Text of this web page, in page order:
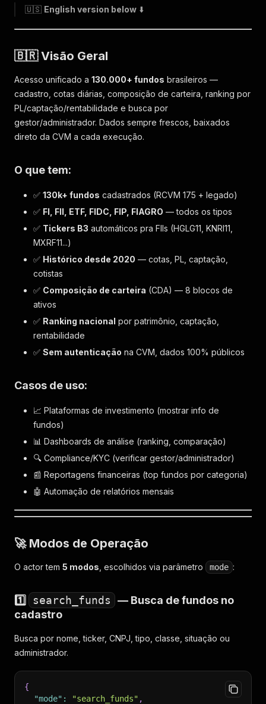
🇺🇸 English version below ⬇️
🇧🇷 Visão Geral
Acesso unificado a 130.000+ fundos brasileiros —
cadastro, cotas diárias, composição de carteira, ranking por
PL/captação/rentabilidade e busca por
gestor/administrador. Dados sempre frescos, baixados
direto da CVM a cada execução.
O que tem:
✅ 130k+ fundos cadastrados (RCVM 175 + legado)
✅ FI, FII, ETF, FIDC, FIP, FIAGRO — todos os tipos
✅ Tickers B3 automáticos pra FIIs (HGLG11, KNRI11,
MXRF11...)
✅ Histórico desde 2020 — cotas, PL, captação,
cotistas
✅ Composição de carteira (CDA) — 8 blocos de
ativos
✅ Ranking nacional por patrimônio, captação,
rentabilidade
✅ Sem autenticação na CVM, dados 100% públicos
Casos de uso:
📈 Plataformas de investimento (mostrar info de
fundos)
📊 Dashboards de análise (ranking, comparação)
🔍 Compliance/KYC (verificar gestor/administrador)
📰 Reportagens financeiras (top fundos por categoria)
🤖 Automação de relatórios mensais
🚀 Modos de Operação
O actor tem 5 modos , escolhidos via parâmetro mode :
1️⃣ search_funds
— Busca de fundos no
cadastro
Busca por nome, ticker, CNPJ, tipo, classe, situação ou
administrador.
{
"mode" : "search_funds" ,